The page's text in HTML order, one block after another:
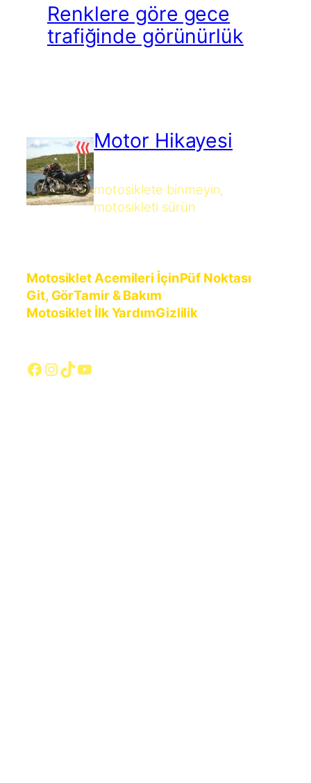
Renklere göre gece
trafiğinde görünürlük
Motor Hikayesi
motosiklete binmeyin,
motosikleti sürün
Motosiklet Acemileri İçinPüf Noktası
Git, GörTamir & Bakım
Motosiklet İlk YardımGizlilik
Facebook
Instagram
TikTok
YouTube